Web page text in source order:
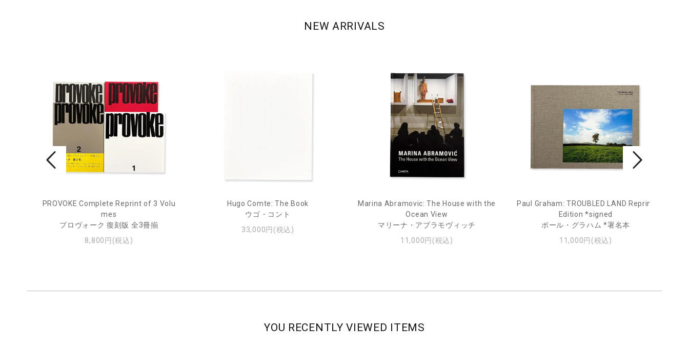
NEW ARRIVALS
PROVOKE Complete Reprint of 3 Volu
mes
プロヴォーク 復刻版 全3冊揃
8,800円(税込)
Hugo Comte: The Book
ウゴ・コント
33,000円(税込)
Marina Abramovic: The House with the
Ocean View
マリーナ・アブラモヴィッチ
11,000円(税込)
Paul Graham: TROUBLED LAND Reprint
Edition *signed
ポール・グラハム *署名本
11,000円(税込)
YOU RECENTLY VIEWED ITEMS